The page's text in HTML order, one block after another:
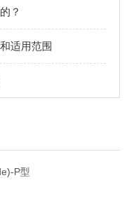
？
适用范围
P型